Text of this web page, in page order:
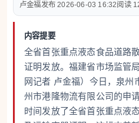
卢金福 2026-06-03 16:32
内容提要
全省首张重点液态食品道路
证明发放。福建省市场监管
网记者 卢金福）今日，泉州
州市港隆物流有限公司的申
时间发放了全省首张重点液